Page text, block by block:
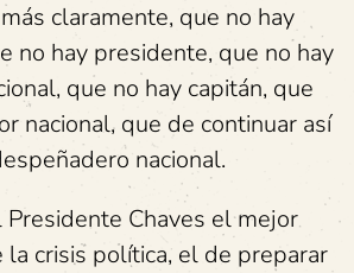
claramente, que no hay
no hay presidente, que no hay
que no hay capitán, que
nacional, que de continuar así
nacional.
Presidente Chaves el mejor
la crisis política, el de preparar